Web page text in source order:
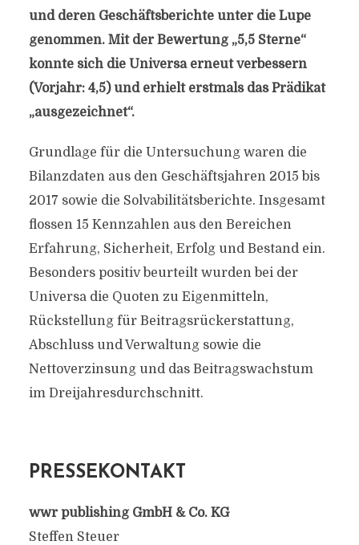
und deren Geschäftsberichte unter die Lupe
genommen. Mit der Bewertung „5,5 Sterne“
konnte sich die Universa erneut verbessern
(Vorjahr: 4,5) und erhielt erstmals das Prädikat
„ausgezeichnet“.
Grundlage für die Untersuchung waren die
Bilanzdaten aus den Geschäftsjahren 2015 bis
2017 sowie die Solvabilitätsberichte. Insgesamt
flossen 15 Kennzahlen aus den Bereichen
Erfahrung, Sicherheit, Erfolg und Bestand ein.
Besonders positiv beurteilt wurden bei der
Universa die Quoten zu Eigenmitteln,
Rückstellung für Beitragsrückerstattung,
Abschluss und Verwaltung sowie die
Nettoverzinsung und das Beitragswachstum
im Dreijahresdurchschnitt.
PRESSEKONTAKT
wwr publishing GmbH & Co. KG
Steffen Steuer